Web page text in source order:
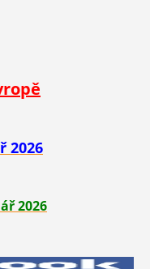
2026
2026